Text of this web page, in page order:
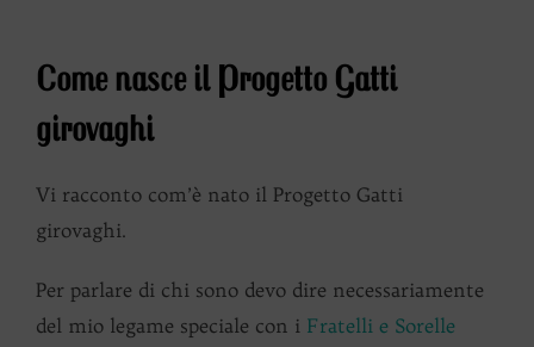
Come nasce il Progetto Gatti
girovaghi
Vi racconto com’è nato il Progetto Gatti
girovaghi.
Per parlare di chi sono devo dire necessariamente
del mio legame speciale con i Fratelli e Sorelle